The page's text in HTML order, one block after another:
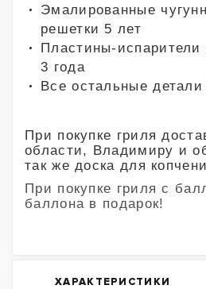
Эмалированные
решетки 5 лет
Пластины-
3 года
Все остальные детали
При покупке гриля
области, Владимиру и
так же доска для
При покупке гриля с
баллона в подарок!
ХАРАКТЕРИСТИКИ